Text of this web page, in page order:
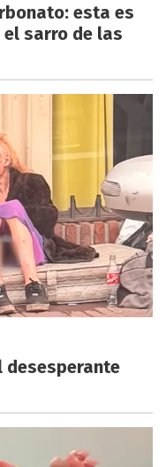
esta es
el sarro de las
desesperante